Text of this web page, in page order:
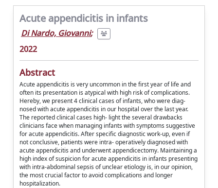
Acute appendicitis in infants
Di Nardo, Giovanni;
2022
Abstract
Acute appendicitis is very uncommon in the first year of life and
often its presentation is atypical with high risk of complications.
Hereby, we present 4 clinical cases of infants, who were diag-
nosed with acute appendicitis in our hospital over the last year.
The reported clinical cases high- light the several drawbacks
clinicians face when managing infants with symptoms suggestive
for acute appendicitis. After specific diagnostic work-up, even if
not conclusive, patients were intra- operatively diagnosed with
acute appendicitis and underwent appendicectomy. Maintaining a
high index of suspicion for acute appendicitis in infants presenting
with intra-abdominal sepsis of unclear etiology is, in our opinion,
the most crucial factor to avoid complications and longer
hospitalization.